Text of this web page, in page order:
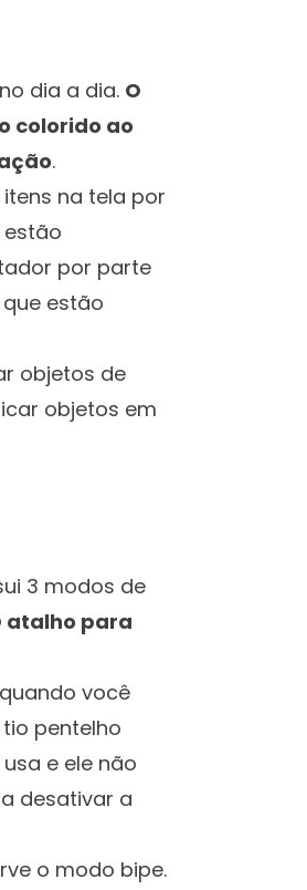
dia a dia. O
colorido ao
.
na tela por
estão
por parte
estão
objetos de
objetos em
3 modos de
atalho para
você
pentelho
e ele não
desativar a
o modo bipe.